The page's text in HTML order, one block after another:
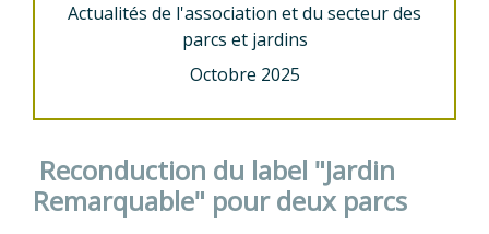
Actualités de l'association et du secteur des
parcs et jardins
Octobre 2025
Reconduction du label "Jardin
Remarquable" pour deux parcs